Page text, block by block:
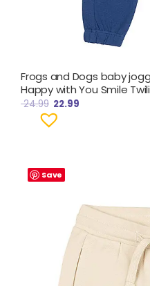
Frogs and Dogs baby
Happy with You Smile
24.99 22.99
Save
prijs
was: